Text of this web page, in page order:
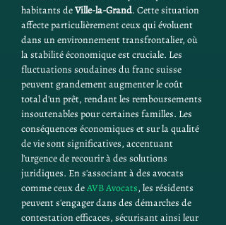
habitants de Ville-la-Grand. Cette situation
affecte particulièrement ceux qui évoluent
dans un environnement transfrontalier, où
la stabilité économique est cruciale. Les
fluctuations soudaines du franc suisse
peuvent grandement augmenter le coût
total d'un prêt, rendant les remboursements
insoutenables pour certaines familles. Les
conséquences économiques et sur la qualité
de vie sont significatives, accentuant
l'urgence de recourir à des solutions
juridiques. En s'associant à des avocats
comme ceux de AVB Avocats, les résidents
peuvent s'engager dans des démarches de
contestation efficaces, sécurisant ainsi leur